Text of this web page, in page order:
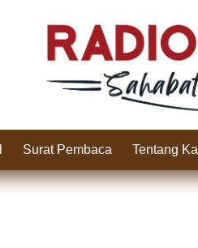
Surat Pembaca Tentang